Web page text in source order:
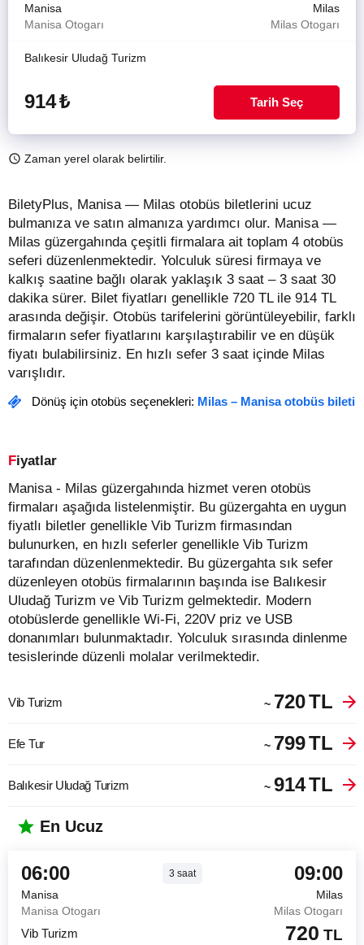
Manisa
Milas
Manisa Otogarı
Milas Otogarı
Balıkesir Uludağ Turizm
914₺ Tarih Seç
Zaman yerel olarak belirtilir.
BiletyPlus, Manisa — Milas otobüs biletlerini ucuz
bulmanıza ve satın almanıza yardımcı olur. Manisa —
Milas güzergahında çeşitli firmalara ait toplam 4 otobüs
seferi düzenlenmektedir. Yolculuk süresi firmaya ve
kalkış saatine bağlı olarak yaklaşık 3 saat – 3 saat 30
dakika sürer. Bilet fiyatları genellikle 720 TL ile 914 TL
arasında değişir. Otobüs tarifelerini görüntüleyebilir, farklı
firmaların sefer fiyatlarını karşılaştırabilir ve en düşük
fiyatı bulabilirsiniz. En hızlı sefer 3 saat içinde Milas
varışlıdır.
Dönüş için otobüs seçenekleri: Milas – Manisa otobüs bileti
Fiyatlar
Manisa - Milas güzergahında hizmet veren otobüs
firmaları aşağıda listelenmiştir. Bu güzergahta en uygun
fiyatlı biletler genellikle Vib Turizm firmasından
bulunurken, en hızlı seferler genellikle Vib Turizm
tarafından düzenlenmektedir. Bu güzergahta sık sefer
düzenleyen otobüs firmalarının başında ise Balıkesir
Uludağ Turizm ve Vib Turizm gelmektedir. Modern
otobüslerde genellikle Wi-Fi, 220V priz ve USB
donanımları bulunmaktadır. Yolculuk sırasında dinlenme
tesislerinde düzenli molalar verilmektedir.
Vib Turizm ~ 720TL
Efe Tur ~ 799TL
Balıkesir Uludağ Turizm ~ 914TL
En Ucuz
06:00 3 saat 09:00
Manisa
Milas
Manisa Otogarı
Milas Otogarı
Vib Turizm 720 TL